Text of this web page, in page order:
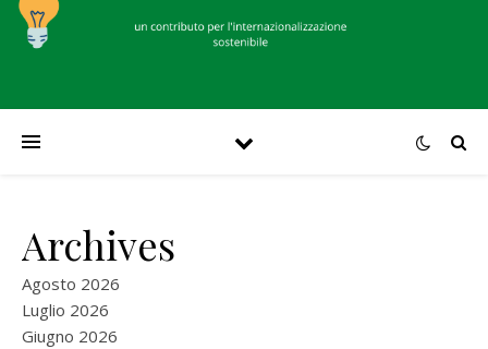
Archives
Agosto 2026
Luglio 2026
Giugno 2026